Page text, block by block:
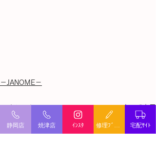
－JANOME－
最新記事
静岡店 焼津店 ｲﾝｽﾀ 宅配ｻｲﾄ